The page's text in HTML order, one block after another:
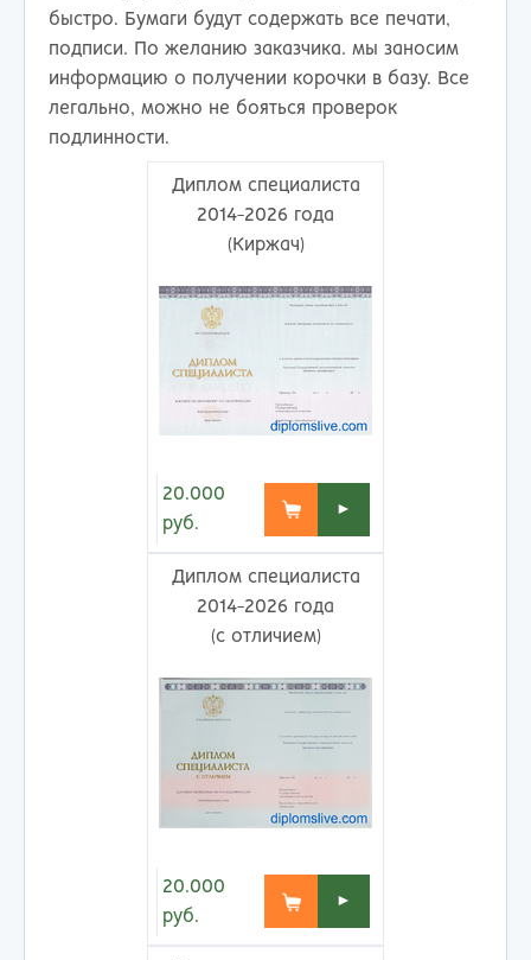
быстро. Бумаги будут содержать все печати,
подписи. По желанию заказчика. мы заносим
информацию о получении корочки в базу. Все
легально, можно не бояться проверок
подлинности.
Диплом специалиста
2014-2026 года
(Киржач)
20.000
руб.
►
Диплом специалиста
2014-2026 года
(с отличием)
20.000
руб.
►